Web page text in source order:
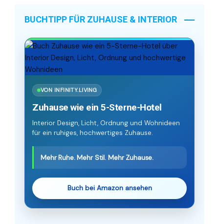
BUCHTIPP FÜR ZUHAUSE & INTERIOR
VON INFINITY.LIVING
Zuhause wie ein 5-Sterne-Hotel
Interior Design, Licht, Ordnung und Wohnideen
für ein ruhiges, hochwertiges Zuhause.
Mehr Ruhe. Mehr Stil. Mehr Zuhause.
Buch bei Amazon ansehen